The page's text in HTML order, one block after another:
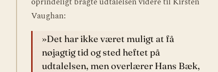
Vaughan:
»Det har ikke været muligt at få
nøjagtig tid og sted heftet på
udtalelsen, men overlærer Hans Bæk,